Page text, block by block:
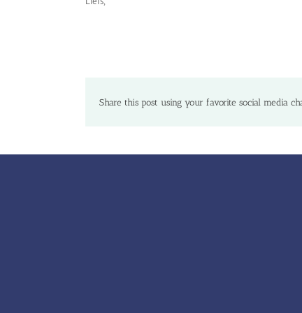
Share this post using your favorite social media